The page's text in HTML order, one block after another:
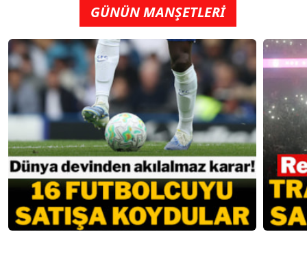
GÜNÜN MANŞETLERİ